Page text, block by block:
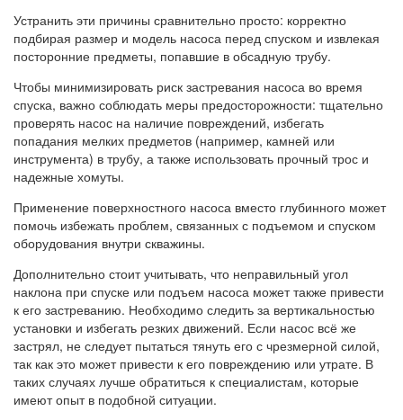
Устранить эти причины сравнительно просто: корректно
подбирая размер и модель насоса перед спуском и извлекая
посторонние предметы, попавшие в обсадную трубу.
Чтобы минимизировать риск застревания насоса во время
спуска, важно соблюдать меры предосторожности: тщательно
проверять насос на наличие повреждений, избегать
попадания мелких предметов (например, камней или
инструмента) в трубу, а также использовать прочный трос и
надежные хомуты.
Применение поверхностного насоса вместо глубинного может
помочь избежать проблем, связанных с подъемом и спуском
оборудования внутри скважины.
Дополнительно стоит учитывать, что неправильный угол
наклона при спуске или подъем насоса может также привести
к его застреванию. Необходимо следить за вертикальностью
установки и избегать резких движений. Если насос всё же
застрял, не следует пытаться тянуть его с чрезмерной силой,
так как это может привести к его повреждению или утрате. В
таких случаях лучше обратиться к специалистам, которые
имеют опыт в подобной ситуации.